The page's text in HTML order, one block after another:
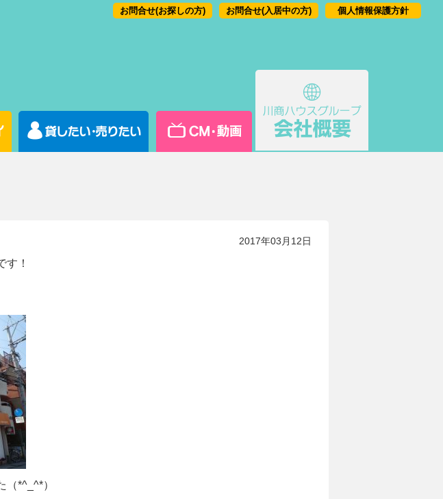
個人情報保護方針
お問合せ(入居中の方)
お問合せ(お探しの方)
2017年03月12日
す！
*^_^*）